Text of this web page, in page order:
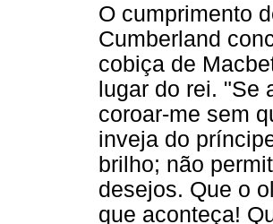
O cumprimento
Cumberland
cobiça de
lugar do rei. "Se
coroar-me sem
inveja do
brilho; não
desejos. Que o
que aconteça!